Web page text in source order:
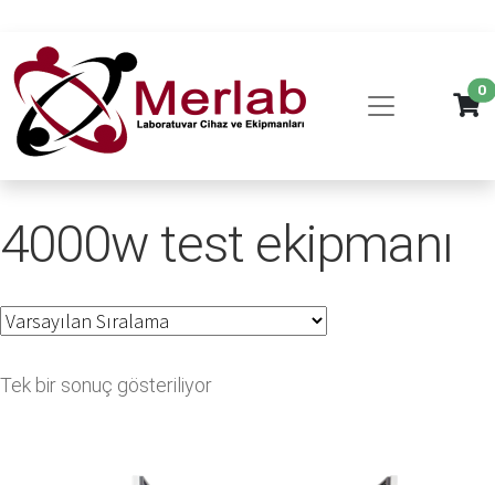
0
4000w test ekipmanı
Tek bir sonuç gösteriliyor